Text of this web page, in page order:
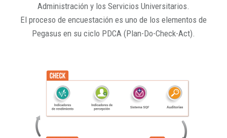
Administración y los Servicios Universitarios.
El proceso de encuestación es uno de los elementos de
Pegasus en su ciclo PDCA (Plan-Do-Check-Act).